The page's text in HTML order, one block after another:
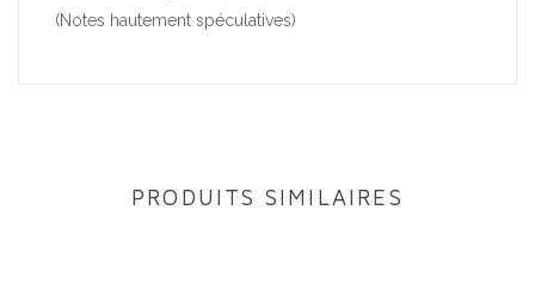
(Notes hautement spéculatives)
PRODUITS SIMILAIRES